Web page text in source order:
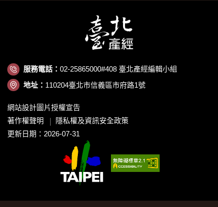
服務電話： 02-25865000#408 臺北產經編輯小組
地址： 110204臺北市信義區市府路1號
網站設計圖片授權宣告
著作權聲明
隱私權及資訊安全政策
更新日期：2026-07-31